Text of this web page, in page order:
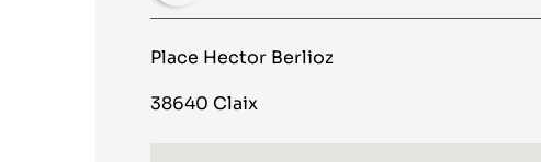
Place Hector Berlioz
38640 Claix